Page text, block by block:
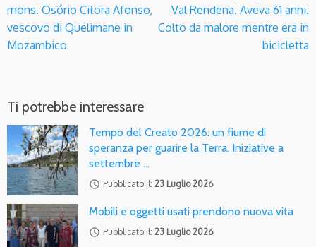
mons. Osório Citora Afonso,
vescovo di Quelimane in
Mozambico
Val Rendena. Aveva 61 anni.
Colto da malore mentre era in
bicicletta
Ti potrebbe interessare
Tempo del Creato 2026: un fiume di
speranza per guarire la Terra. Iniziative a
settembre …
access_time Pubblicato il: 23 Luglio 2026
Mobili e oggetti usati prendono nuova vita
access_time Pubblicato il: 23 Luglio 2026